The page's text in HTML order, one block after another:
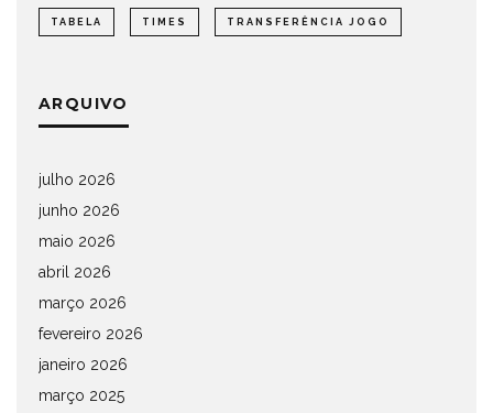
TABELA TIMES TRANSFERÊNCIA JOGO
ARQUIVO
julho 2026
junho 2026
maio 2026
abril 2026
março 2026
fevereiro 2026
janeiro 2026
março 2025